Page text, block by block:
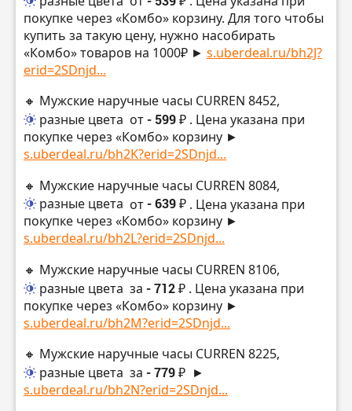
покупке через «Комбо» корзину. Для того чтобы
купить за такую цену, нужно насобирать
«Комбо» товаров на 1000₽ ► s.uberdeal.ru/bh2J?
erid=2SDnjd...
🔸 Мужские наручные часы CURREN 8452,
разные цвета от- 599 ₽ . Цена указана при
покупке через «Комбо» корзину ►
s.uberdeal.ru/bh2K?erid=2SDnjd...
🔸 Мужские наручные часы CURREN 8084,
разные цвета от- 639 ₽ . Цена указана при
покупке через «Комбо» корзину ►
s.uberdeal.ru/bh2L?erid=2SDnjd...
🔸 Мужские наручные часы CURREN 8106,
разные цвета за - 712 ₽ . Цена указана при
покупке через «Комбо» корзину ►
s.uberdeal.ru/bh2M?erid=2SDnjd...
🔸 Мужские наручные часы CURREN 8225,
разные цвета за - 779 ₽ ►
s.uberdeal.ru/bh2N?erid=2SDnjd...